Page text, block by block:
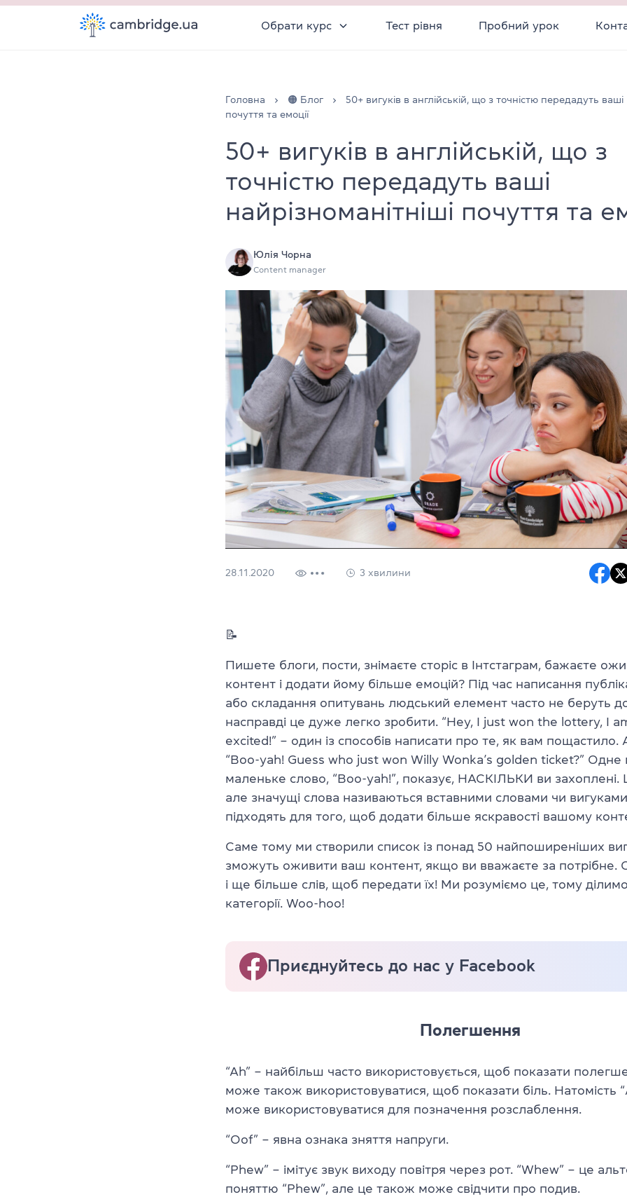
Обрати курс Тест рівня Пробний урок
Головна 🟠 Блог
50+ вигуків в англійській, що з точністю передадуть ваші
почуття та емоції
50+ вигуків в англійській, що з
точністю передадуть ваші
найрізноманітніші почуття та
Юлія Чорна
Content manager
28.11.2020 3 хвилини
📝
Пишете блоги, пости, знімаєте сторіс в Інтстаграм, бажаєте
контент і додати йому більше емоцій? Під час написання
або складання опитувань людський елемент часто не беруть
насправді це дуже легко зробити. “Hey, I just won the lottery, I
excited!” – один із способів написати про те, як вам
“Boo-yah! Guess who just won Willy Wonka’s golden ticket?” Одне
маленьке слово, “Boo-yah!”, показує, НАСКІЛЬКИ ви захоплені.
але значущі слова називаються вставними словами чи
підходять для того, щоб додати більше яскравості вашому
Саме тому ми створили список із понад 50 найпоширеніших
зможуть оживити ваш контент, якщо ви вважаєте за потрібне.
і ще більше слів, щоб передати їх! Ми розуміємо це, тому
категорії. Woo-hoo!
Приєднуйтесь до нас у Facebook
Полегшення
“Ah” – найбільш часто використовується, щоб показати
може також використовуватися, щоб показати біль. Натомість
може використовуватися для позначення розслаблення.
“Oof” – явна ознака зняття напруги.
“Phew” – імітує звук виходу повітря через рот. “Whew” – це
поняттю “Phew”, але це також може свідчити про подив.